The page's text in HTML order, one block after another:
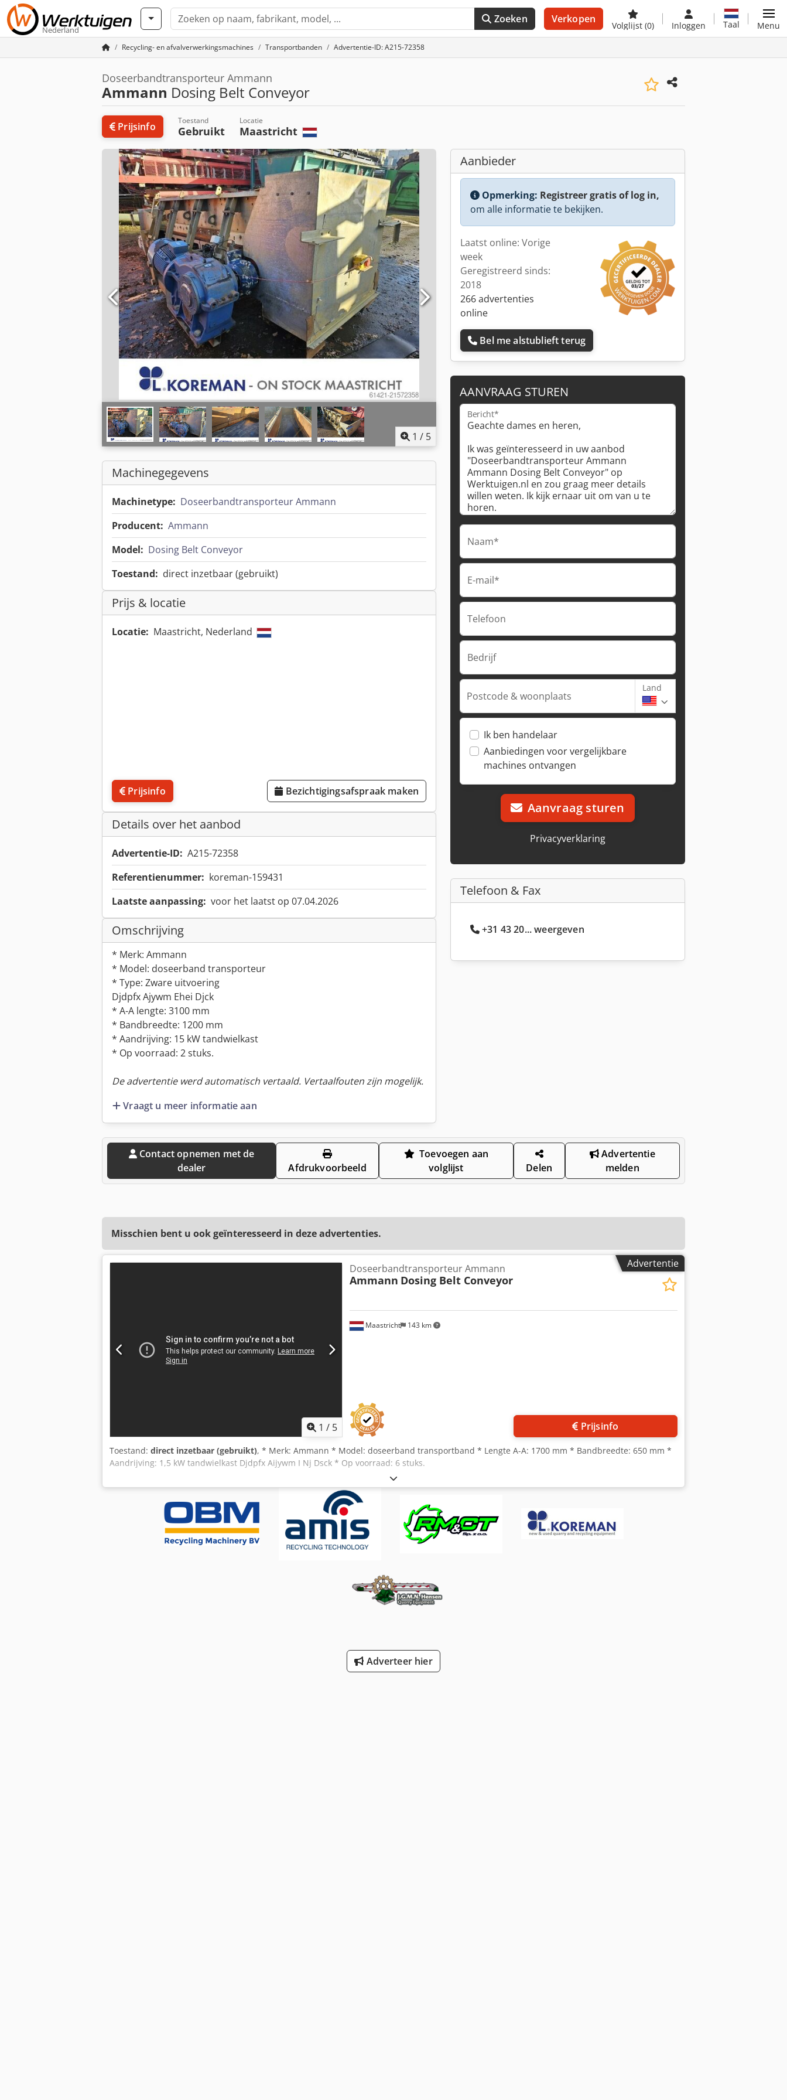
Nederland
Zoeken Verkopen
Volglijst (0) Inloggen Taal Menu
Recycling- en afvalverwerkingsmachines Transportbanden Advertentie-ID: A215-72358
Doseerbandtransporteur Ammann
Ammann Dosing Belt Conveyor
Prijsinfo Toestand
Gebruikt
Locatie
Maastricht
1 / 5
Machinegegevens
Machinetype: Doseerbandtransporteur Ammann
Producent: Ammann
Model: Dosing Belt Conveyor
Toestand: direct inzetbaar (gebruikt)
Prijs & locatie
Locatie: Maastricht, Nederland
Prijsinfo Bezichtigingsafspraak maken
Details over het aanbod
Advertentie-ID: A215-72358
Referentienummer: koreman-159431
Laatste aanpassing: voor het laatst op 07.04.2026
Omschrijving
* Merk: Ammann
* Model: doseerband transporteur
* Type: Zware uitvoering
Djdpfx Ajywm Ehei Djck
* A-A lengte: 3100 mm
* Bandbreedte: 1200 mm
* Aandrijving: 15 kW tandwielkast
* Op voorraad: 2 stuks.
De advertentie werd automatisch vertaald. Vertaalfouten zijn mogelijk.
Vraagt u meer informatie aan
Aanbieder
Opmerking: Registreer gratis of log in,
om alle informatie te bekijken.
Laatst online: Vorige
week
Geregistreerd sinds:
2018
266 advertenties
online
Bel me alstublieft terug
AANVRAAG STUREN
Bericht*
Naam*
E-mail*
Telefoon
Bedrijf
Postcode & woonplaats
Land
Ik ben handelaar
Aanbiedingen voor vergelijkbare
machines ontvangen
Aanvraag sturen
Privacyverklaring
Telefoon & Fax
+31 43 20... weergeven
Contact opnemen met de
dealer
Afdrukvoorbeeld
Toevoegen aan
volglijst
Delen
Advertentie
melden
Misschien bent u ook geïnteresseerd in deze advertenties.
Advertentie
1 / 5
Maastricht 143 km
Doseerbandtransporteur Ammann
Ammann Dosing Belt Conveyor
Prijsinfo
Toestand: direct inzetbaar (gebruikt), * Merk: Ammann * Model: doseerband transportband * Lengte A-A: 1700 mm * Bandbreedte: 650 mm *
Aandrijving: 1,5 kW tandwielkast Djdpfx Aijywm I Nj Dsck * Op voorraad: 6 stuks.
Adverteer hier